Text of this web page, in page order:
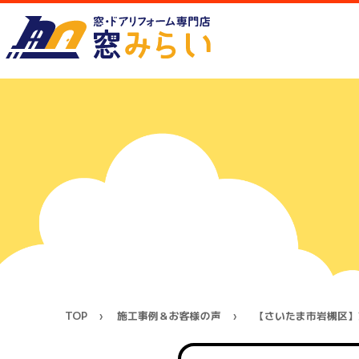
TOP 施工事例＆お客様の声 【さいたま市岩槻区